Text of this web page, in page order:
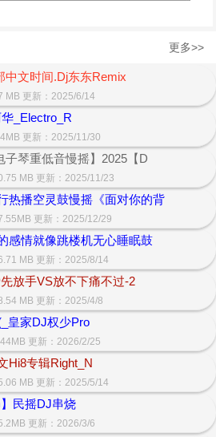
更多>>
中文时间.Dj东东Remix
MB 更新：2025/6/14
_Electro_R
更新：2025/11/30
子琴重低音慢摇】2025【D
MB 更新：2025/11/23
热播空灵鼓慢摇《面对你的背
更新：2025/12/29
感情就像跳楼机无心睡眠鼓
MB 更新：2025/8/14
放手VS放不下痛不过-2
MB 更新：2025/4/8
皇家DJ权少Pro
更新：2026/2/25
Hi8专辑Right_N
MB 更新：2025/5/14
民摇DJ串烧
更新：2026/3/6